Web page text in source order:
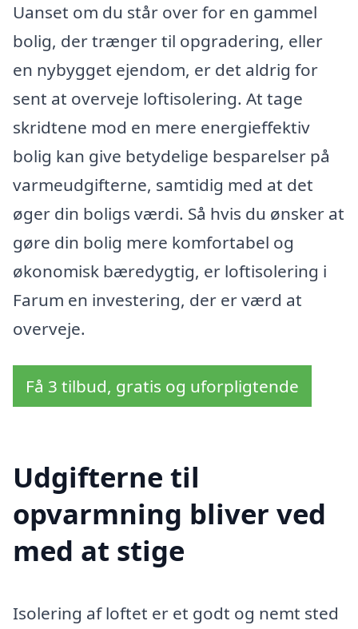
Uanset om du står over for en gammel
bolig, der trænger til opgradering, eller
en nybygget ejendom, er det aldrig for
sent at overveje loftisolering. At tage
skridtene mod en mere energieffektiv
bolig kan give betydelige besparelser på
varmeudgifterne, samtidig med at det
øger din boligs værdi. Så hvis du ønsker at
gøre din bolig mere komfortabel og
økonomisk bæredygtig, er loftisolering i
Farum en investering, der er værd at
overveje.
Få 3 tilbud, gratis og uforpligtende
Udgifterne til
opvarmning bliver ved
med at stige
Isolering af loftet er et godt og nemt sted